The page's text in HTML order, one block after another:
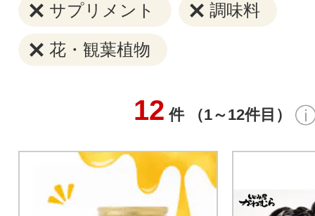
サプリメント 調味料
花・観葉植物
12 件 （1～12件目）